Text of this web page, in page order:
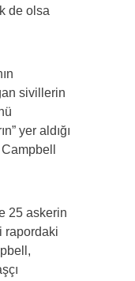
de olsa
sivillerin
yer aldığı
25 askerin
rapordaki